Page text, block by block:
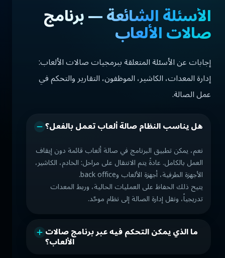
الأسئلة الشائعة — برنامج
صالات الألعاب
إجابات عن الأسئلة المتعلقة ببرمجيات صالات الألعاب:
إدارة المعدات، الكاشير، الموظفون، التقارير والتحكم في
عمل الصالة.
هل يناسب النظام صالة ألعاب تعمل بالفعل؟
نعم، يمكن تطبيق البرنامج في صالة ألعاب قائمة دون إيقاف
العمل بالكامل. عادةً يتم الانتقال على مراحل: الخادم، الكاشير،
الأجهزة الطرفية، أجهزة الألعاب وback office.
يتيح ذلك الحفاظ على العمليات الحالية، وربط المعدات
تدريجياً، ونقل إدارة الصالة إلى نظام موحّد.
ما الذي يمكن التحكم فيه عبر برنامج صالات
الألعاب؟